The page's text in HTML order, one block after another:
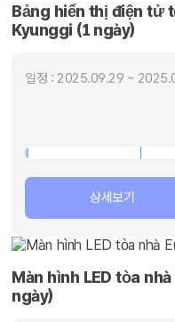
Bảng hiển thị điện tử
Kyunggi (1 ngày)
일정 : 2025.09.29 ~
상세보기
Màn hình LED tòa
ngày)